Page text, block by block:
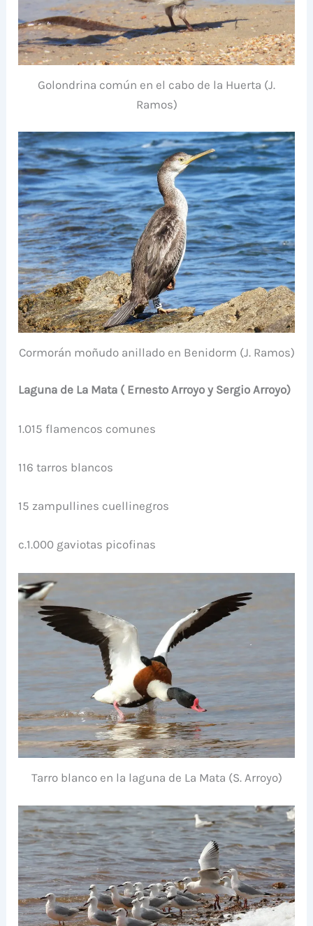
Golondrina común en el cabo de la Huerta (J.
Ramos)
Cormorán moñudo anillado en Benidorm (J. Ramos)
Laguna de La Mata ( Ernesto Arroyo y Sergio Arroyo)
1.015 flamencos comunes
116 tarros blancos
15 zampullines cuellinegros
c.1.000 gaviotas picofinas
Tarro blanco en la laguna de La Mata (S. Arroyo)